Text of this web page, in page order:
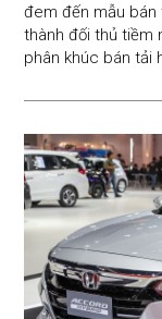
đem đến mẫu
thành đối thủ tiềm
phân khúc bán tải